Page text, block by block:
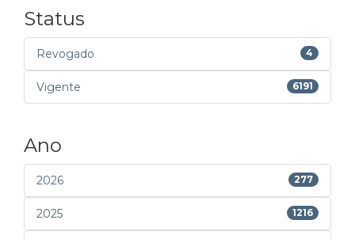
Status
Revogado 4
Vigente 6191
Ano
2026 277
2025 1216